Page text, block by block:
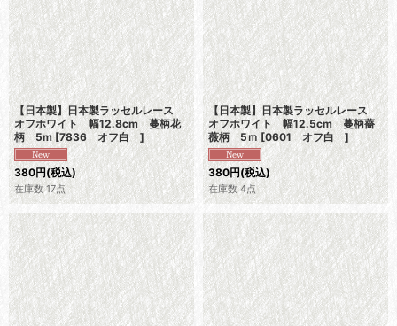
【日本製】日本製ラッセルレース
オフホワイト 幅12.8cm 蔓柄花
柄 5m [7836 オフ白 ]
380円(税込)
在庫数 17点
【日本製】日本製ラッセルレース
オフホワイト 幅12.5cm 蔓柄薔
薇柄 5ｍ [0601 オフ白]
380円(税込)
在庫数 4点